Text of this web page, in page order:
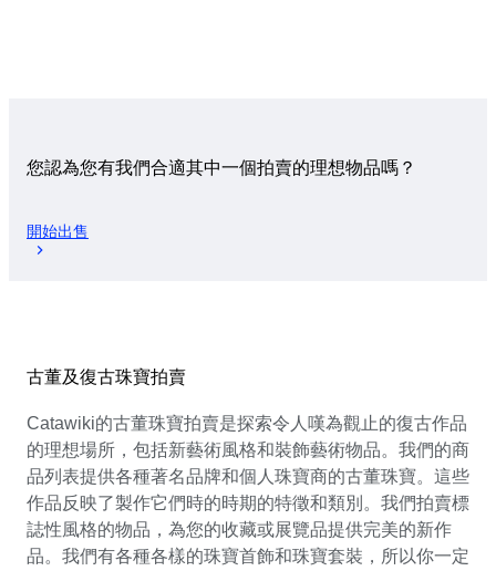
您認為您有我們合適其中一個拍賣的理想物品嗎？
開始出售
古董及復古珠寶拍賣
Catawiki的古董珠寶拍賣是探索令人嘆為觀止的復古作品
的理想場所，包括新藝術風格和裝飾藝術物品。我們的商
品列表提供各種著名品牌和個人珠寶商的古董珠寶。這些
作品反映了製作它們時的時期的特徵和類別。我們拍賣標
誌性風格的物品，為您的收藏或展覽品提供完美的新作
品。我們有各種各樣的珠寶首飾和珠寶套裝，所以你一定